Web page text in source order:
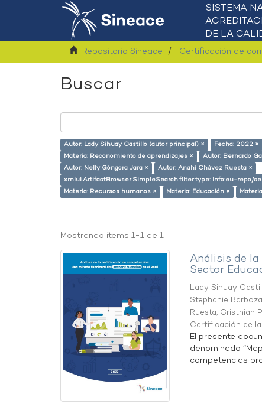
Repositorio Sineace Certificación de
Buscar
Autor: Lady Sihuay Castillo (autor principal) × Fecha: 2022 ×
Materia: Reconomiento de aprendizajes ×
Autor: Bernardo
Autor: Nelly Góngora Jara ×
Autor: Anahí Chávez Ruesta ×
xmlui.ArtifactBrowser.SimpleSearch.filter.type: info:eu-repo/
Materia: Recursos humanos ×
Materia: Educación ×
Mostrando ítems 1-1 de 1
Análisis de
Sector
Lady Sihuay
Stephanie
Ruesta; Cristhian
Certificación de
El presente
denominado
competencias